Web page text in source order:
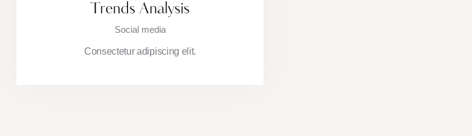
Trends Analysis
Social media
Consectetur adipiscing elit.